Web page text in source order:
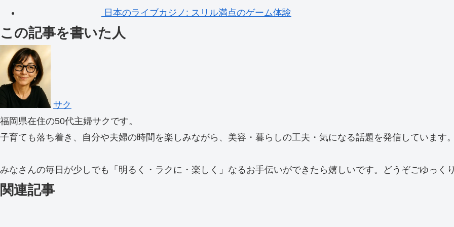
日本のライブカジノ: スリル満点のゲーム体験
この記事を書いた人
サク
福岡県在住の50代主婦サクです。
子育ても落ち着き、自分や夫婦の時間を楽しみながら、美容・暮らしの工夫・気になる話題を発信しています。
みなさんの毎日が少しでも「明るく・ラクに・楽しく」なるお手伝いができたら嬉しいです。どうぞごゆっく
関連記事